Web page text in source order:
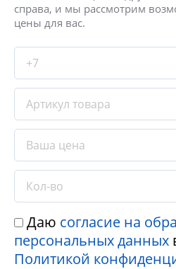
справа, и мы рассмотрим
цены для вас.
Даю согласие на
персональных данных
Политикой